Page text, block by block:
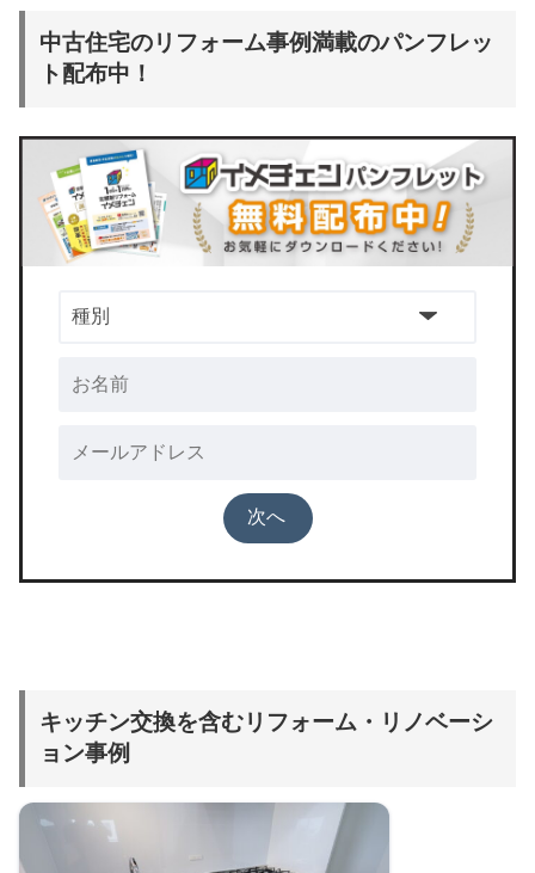
中古住宅のリフォーム事例満載のパンフレッ
ト配布中！
キッチン交換を含むリフォーム・リノベーシ
ョン事例